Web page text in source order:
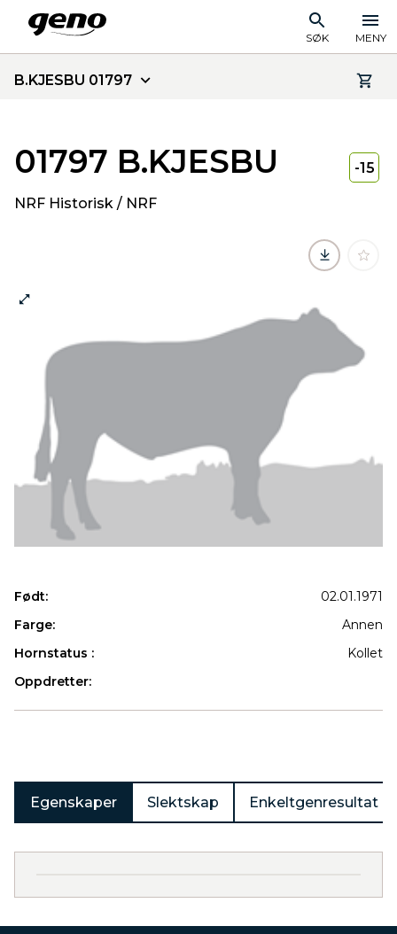
SØK MENY
B.KJESBU 01797
01797 B.KJESBU
NRF Historisk / NRF
-15
Født:
02.01.1971
Farge:
Annen
Hornstatus :
Kollet
Oppdretter:
Egenskaper Slektskap Enkeltgenresultat